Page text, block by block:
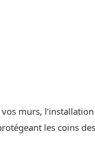
murs,
les coins